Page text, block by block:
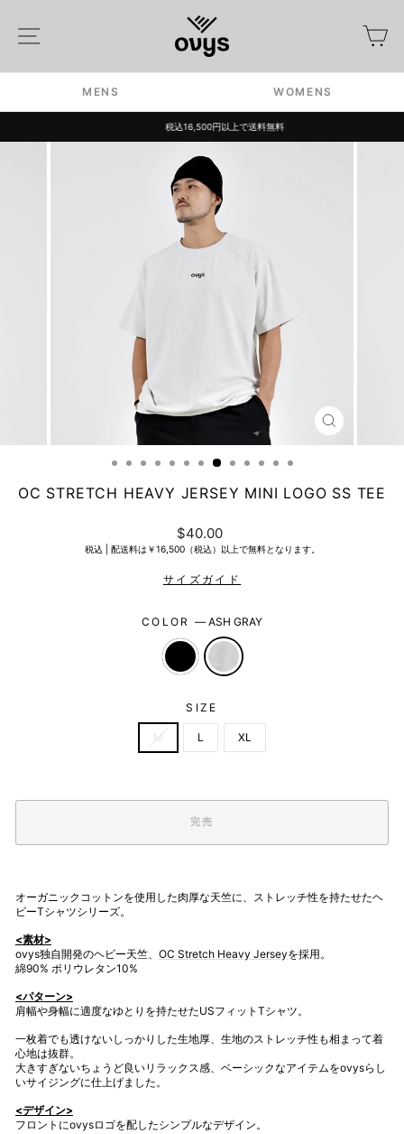
content
MENS WOMENS
Pause
税込16,500円以上で送料無料
CLOSE
(ESC)
OC STRETCH HEAVY JERSEY MINI LOGO SS TEE
Regular
price
$40.00
税込 | 配送料は￥16,500（税込）以上で無料となります。
COLOR—ASH GRAY
SIZE
M L XL
完売
オーガニックコットンを使用した肉厚な天竺に、ストレッチ性を持たせたヘ
ビーTシャツシリーズ。
<素材>
ovys独自開発のヘビー天竺、 OC Stretch Heavy Jerseyを採用。
綿90% ポリウレタン10%
<パターン>
肩幅や身幅に適度なゆとりを持たせたUSフィットTシャツ。
一枚着でも透けないしっかりした生地厚、生地のストレッチ性も相まって着
心地は抜群。
大きすぎないちょうど良いリラックス感、ベーシックなアイテムをovysらし
いサイジングに仕上げました。
<デザイン>
フロントにovysロゴを配したシンプルなデザイン。